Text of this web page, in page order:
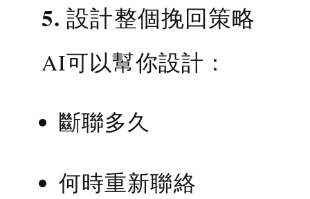
5. 設計整個挽回策略
AI可以幫你設計：
斷聯多久
何時重新聯絡